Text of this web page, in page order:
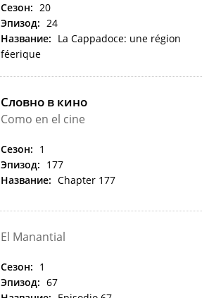
Сезон: 20
Эпизод: 24
Название: La Cappadoce: une région
féerique
Словно в кино
Como en el cine
Сезон: 1
Эпизод: 177
Название: Chapter 177
El Manantial
Сезон: 1
Эпизод: 67